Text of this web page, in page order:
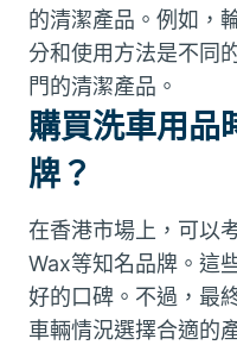
的清潔產品。例如，
分和使用方法是不同
門的清潔產品。
購買洗車用品
牌？
在香港市場上，可以
Wax等知名品牌。這
好的口碑。不過，最
車輛情況選擇合適的